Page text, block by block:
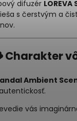
difuzér
s čerstvým a
Charakter
Ambient
vás